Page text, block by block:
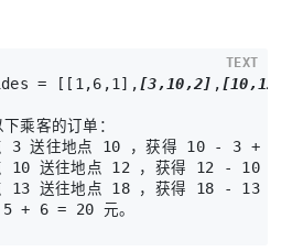
= [[1,6,1], [3,10,2] , [10,12,3]
乘客的订单：
3 送往地点 10 ，获得 10 - 3 + 2 =
10 送往地点 12 ，获得 12 - 10 +
13 送往地点 18 ，获得 18 - 13 +
+ 6 = 20 元。
TEXT